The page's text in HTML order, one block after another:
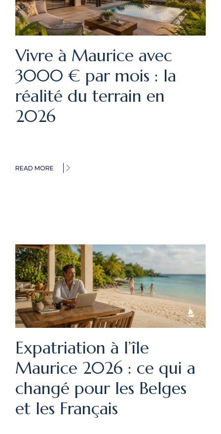
Vivre à Maurice avec
3000 € par mois : la
réalité du terrain en
2026
READ MORE
Expatriation à l’île
Maurice 2026 : ce qui a
changé pour les Belges
et les Français